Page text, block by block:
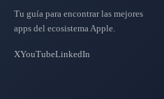
Tu guía para encontrar las mejores
apps del ecosistema Apple.
XYouTubeLinkedIn